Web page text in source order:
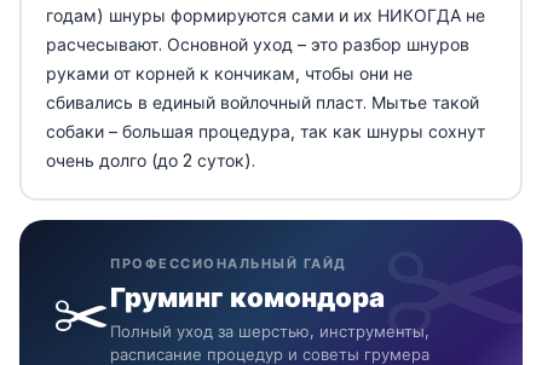
годам) шнуры формируются сами и их НИКОГДА не
расчесывают. Основной уход – это разбор шнуров
руками от корней к кончикам, чтобы они не
сбивались в единый войлочный пласт. Мытье такой
собаки – большая процедура, так как шнуры сохнут
очень долго (до 2 суток).
✂️
ПРОФЕССИОНАЛЬНЫЙ ГАЙД
Груминг комондора
Полный уход за шерстью, инструменты,
расписание процедур и советы грумера